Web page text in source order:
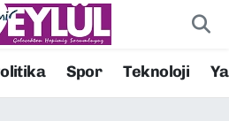
Spor Teknoloji